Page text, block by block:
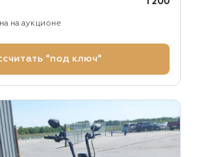
на аукционе
"под ключ"